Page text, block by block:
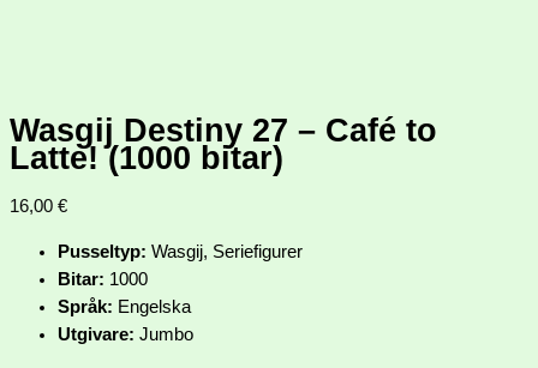
Wasgij Destiny 27 – Café to
Latte! (1000 bitar)
16,00 €
Pusseltyp: Wasgij, Seriefigurer
Bitar: 1000
Språk: Engelska
Utgivare: Jumbo